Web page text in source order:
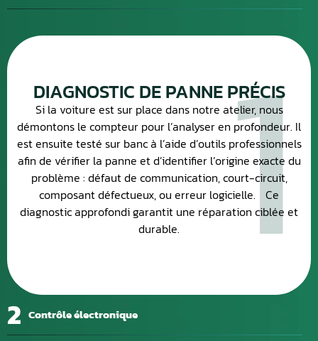
2 Contrôle électronique 1
DIAGNOSTIC DE PANNE PRÉCIS
Si la voiture est sur place dans notre atelier, nous
démontons le compteur pour l’analyser en profondeur. Il
est ensuite testé sur banc à l’aide d’outils professionnels
afin de vérifier la panne et d’identifier l’origine exacte du
problème : défaut de communication, court-circuit,
composant défectueux, ou erreur logicielle. Ce
diagnostic approfondi garantit une réparation ciblée et
durable.